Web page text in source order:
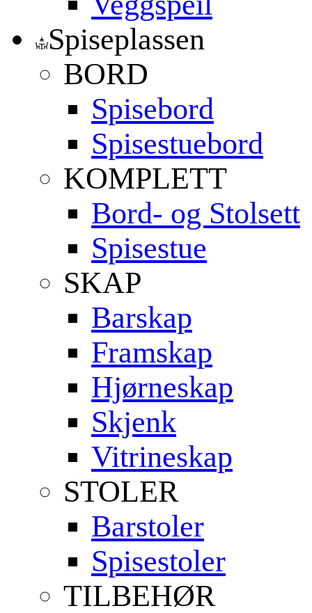
Spiseplassen
BORD
Spisebord
Spisestuebord
KOMPLETT
Bord- og Stolsett
Spisestue
SKAP
Barskap
Framskap
Hjørneskap
Skjenk
Vitrineskap
STOLER
Barstoler
Spisestoler
TILBEHØR